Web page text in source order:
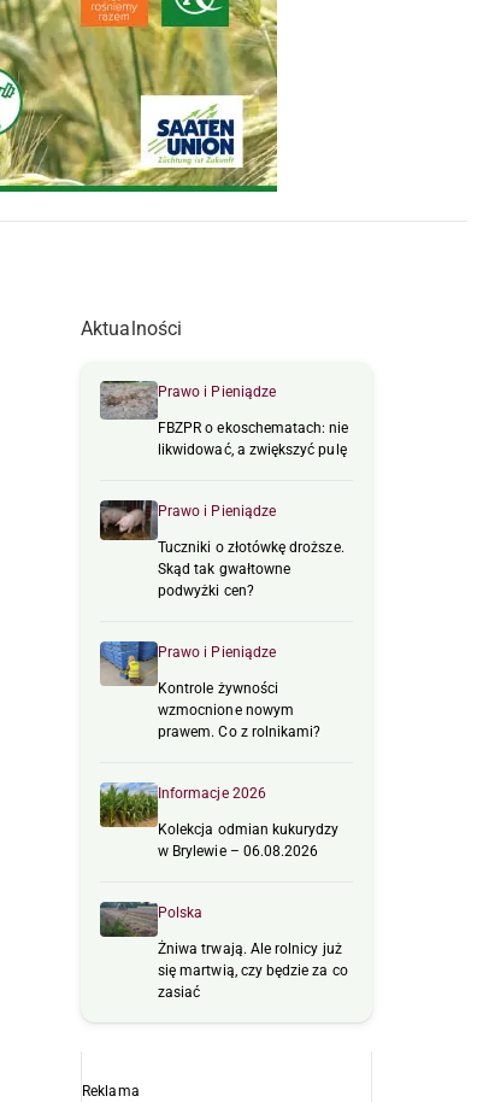
Aktualności
Prawo i Pieniądze
FBZPR o ekoschematach: nie
likwidować, a zwiększyć pulę
Prawo i Pieniądze
Tuczniki o złotówkę droższe.
Skąd tak gwałtowne
podwyżki cen?
Prawo i Pieniądze
Kontrole żywności
wzmocnione nowym
prawem. Co z rolnikami?
Informacje 2026
Kolekcja odmian kukurydzy
w Brylewie – 06.08.2026
Polska
Żniwa trwają. Ale rolnicy już
się martwią, czy będzie za co
zasiać
Reklama